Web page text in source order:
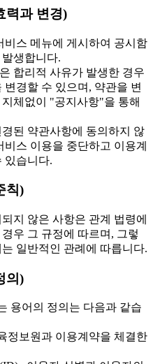
력과 변경)
스 메뉴에 게시하여 공시함
생합니다.
합리적 사유가 발생한 경우
변경할 수 있으며, 약관을 변
체없이 "공지사항"을 통해
된 약관사항에 동의하지 않
비스 이용을 중단하고 이용계
있습니다.
칙)
지 않은 사항은 관계 법령에
우 그 규정에 따르며, 그렇
일반적인 관례에 따릅니다.
의)
용어의 정의는 다음과 같습
정보원과 이용계약을 체결한